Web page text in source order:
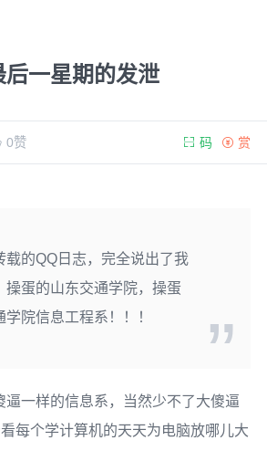
一星期的发泄
0赞 赏
码
载的QQ日志，完全说出了我
操蛋的山东交通学院，操蛋
学院信息工程系！！！
逼一样的信息系，当然少不了大傻逼
每个学计算机的天天为电脑放哪儿大